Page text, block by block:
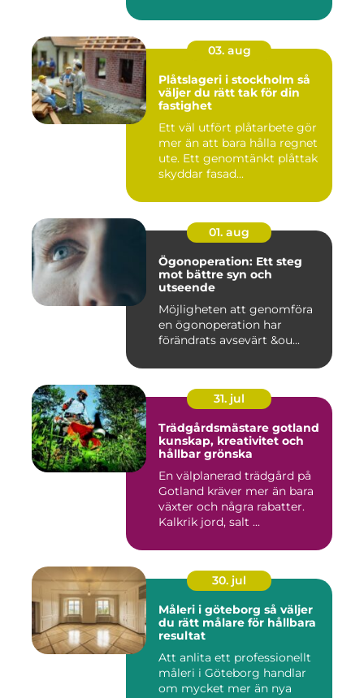
03. aug
Plåtslageri i stockholm så
väljer du rätt tak för din
fastighet
Ett väl utfört plåtarbete gör
mer än att bara hålla regnet
ute. Ett genomtänkt plåttak
skyddar fasad...
01. aug
Ögonoperation: Ett steg
mot bättre syn och
utseende
Möjligheten att genomföra
en ögonoperation har
förändrats avsevärt &ou...
31. jul
Trädgårdsmästare gotland
kunskap, kreativitet och
hållbar grönska
En välplanerad trädgård på
Gotland kräver mer än bara
växter och några rabatter.
Kalkrik jord, salt ...
30. jul
Måleri i göteborg så väljer
du rätt målare för hållbara
resultat
Att anlita ett professionellt
måleri i Göteborg handlar
om mycket mer än nya